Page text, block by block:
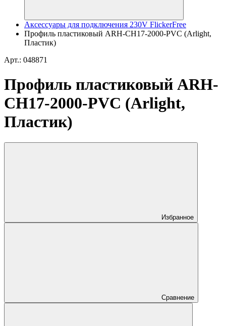
Аксессуары для подключения 230V FlickerFree
Профиль пластиковый ARH-CH17-2000-PVC (Arlight,
Пластик)
Арт.: 048871
Профиль пластиковый ARH-
CH17-2000-PVC (Arlight,
Пластик)
Избранное
Сравнение